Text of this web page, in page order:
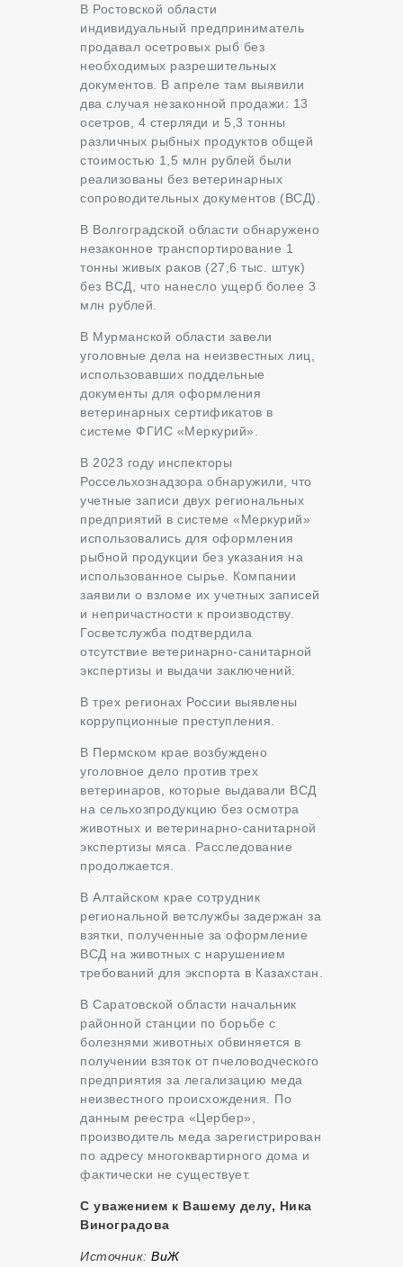
В Ростовской области
индивидуальный предприниматель
продавал осетровых рыб без
необходимых разрешительных
документов. В апреле там выявили
два случая незаконной продажи: 13
осетров, 4 стерляди и 5,3 тонны
различных рыбных продуктов общей
стоимостью 1,5 млн рублей были
реализованы без ветеринарных
сопроводительных документов (ВСД).
В Волгоградской области обнаружено
незаконное транспортирование 1
тонны живых раков (27,6 тыс. штук)
без ВСД, что нанесло ущерб более 3
млн рублей.
В Мурманской области завели
уголовные дела на неизвестных лиц,
использовавших поддельные
документы для оформления
ветеринарных сертификатов в
системе ФГИС «Меркурий».
В 2023 году инспекторы
Россельхознадзора обнаружили, что
учетные записи двух региональных
предприятий в системе «Меркурий»
использовались для оформления
рыбной продукции без указания на
использованное сырье. Компании
заявили о взломе их учетных записей
и непричастности к производству.
Госветслужба подтвердила
отсутствие ветеринарно-санитарной
экспертизы и выдачи заключений.
В трех регионах России выявлены
коррупционные преступления.
В Пермском крае возбуждено
уголовное дело против трех
ветеринаров, которые выдавали ВСД
на сельхозпродукцию без осмотра
животных и ветеринарно-санитарной
экспертизы мяса. Расследование
продолжается.
В Алтайском крае сотрудник
региональной ветслужбы задержан за
взятки, полученные за оформление
ВСД на животных с нарушением
требований для экспорта в Казахстан.
В Саратовской области начальник
районной станции по борьбе с
болезнями животных обвиняется в
получении взяток от пчеловодческого
предприятия за легализацию меда
неизвестного происхождения. По
данным реестра «Цербер»,
производитель меда зарегистрирован
по адресу многоквартирного дома и
фактически не существует.
С уважением к Вашему делу, Ника
Виноградова
Источник: ВиЖ